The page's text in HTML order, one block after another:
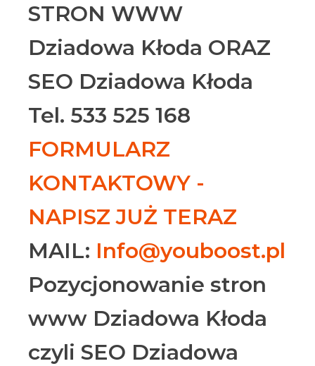
STRON WWW
Dziadowa Kłoda ORAZ
SEO Dziadowa Kłoda
Tel. 533 525 168
FORMULARZ
KONTAKTOWY -
NAPISZ JUŻ TERAZ
MAIL: Info@youboost.pl
Pozycjonowanie stron
www Dziadowa Kłoda
czyli SEO Dziadowa